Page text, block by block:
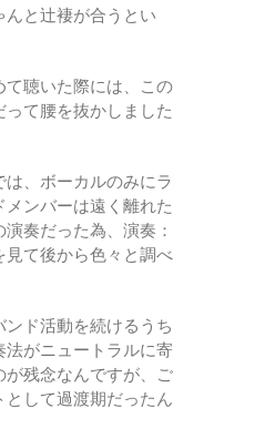
と辻褄が合うとい
て聴いた際には、この
て腰を抜かしました
、ボーカルのみにラ
ンバーは遠く離れた
奏だった為、演奏：
見て後から色々と調べ
ド活動を続けるうち
法がニュートラルに寄
が残念なんですが、ご
して過渡期だったん